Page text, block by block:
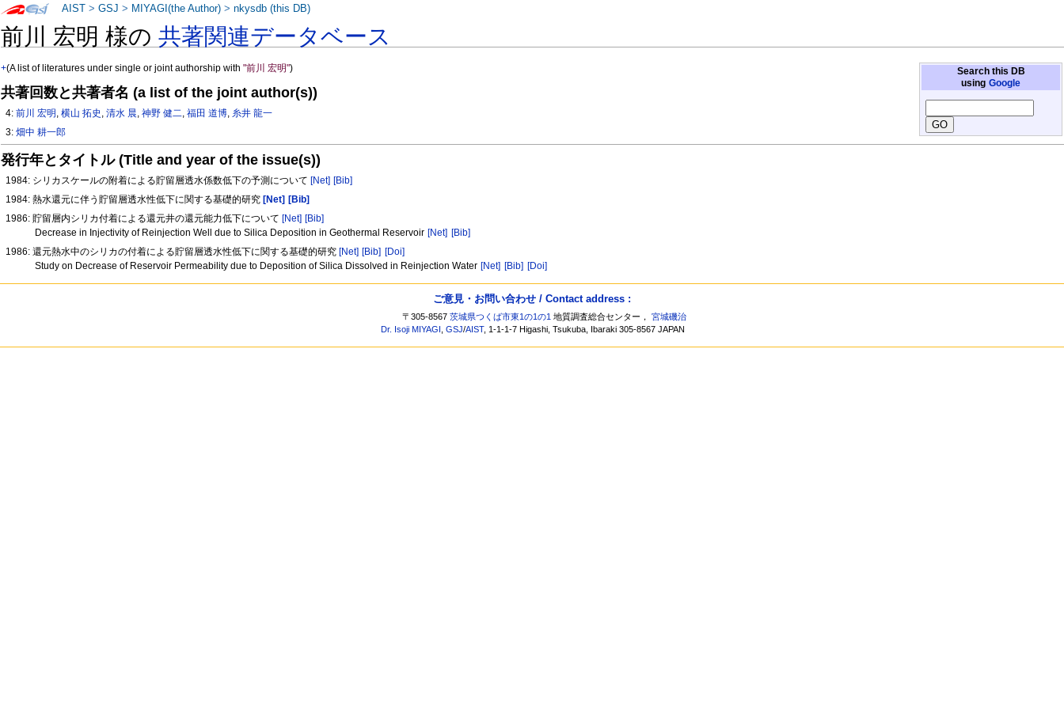
前川 宏明 様の共著関連データベース
Search this DB
using Google
+(A list of literatures under single or joint authorship with"前川 宏明")
共著回数と共著者名 (a list of the joint author(s))
4:前川 宏明 ,横山 拓史 ,清水 晨,神野 健二,福田 道博, 糸井 龍一
3:畑中 耕一郎
発行年とタイトル (Title and year of the issue(s))
1984: シリカスケールの附着による貯留層透水係数低下の予測について [Net] [Bib]
1984: 熱水還元に伴う貯留層透水性低下に関する基礎的研究 [Net] [Bib]
1986: 貯留層内シリカ付着による還元井の還元能力低下について [Net] [Bib]
Decrease in Injectivity of Reinjection Well due to Silica Deposition in Geothermal Reservoir [Net] [Bib]
1986: 還元熱水中のシリカの付着による貯留層透水性低下に関する基礎的研究 [Net] [Bib] [Doi]
Study on Decrease of Reservoir Permeability due to Deposition of Silica Dissolved in Reinjection Water [Net] [Bib] [Doi]
AIST >GSJ > MIYAGI(the Author) >nkysdb (this DB)
ご意見・お問い合わせ / Contact address :
〒305-8567茨城県つくば市東1の1の1 地質調査総合センター，宮城磯治
Dr. Isoji MIYAGI
,GSJ/AIST, 1-1-1-7 Higashi, Tsukuba, Ibaraki 305-8567 JAPAN